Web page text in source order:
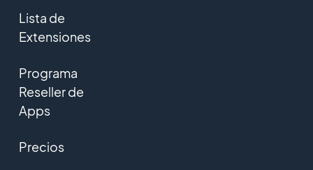
Lista de
Extensiones
Programa
Reseller de
Apps
Precios